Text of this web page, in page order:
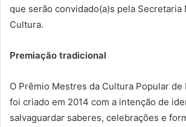
que serão convidado(a)s pela Secretaria
Cultura.
Premiação tradicional
O Prêmio Mestres da Cultura Popular
foi criado em 2014 com a intenção de
salvaguardar saberes, celebrações e